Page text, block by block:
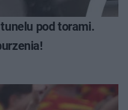
pod torami.